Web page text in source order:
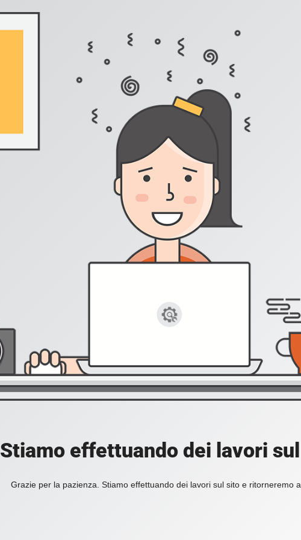
Stiamo effettuando dei lavori
Grazie per la pazienza. Stiamo effettuando dei lavori sul sito e ritorneremo a